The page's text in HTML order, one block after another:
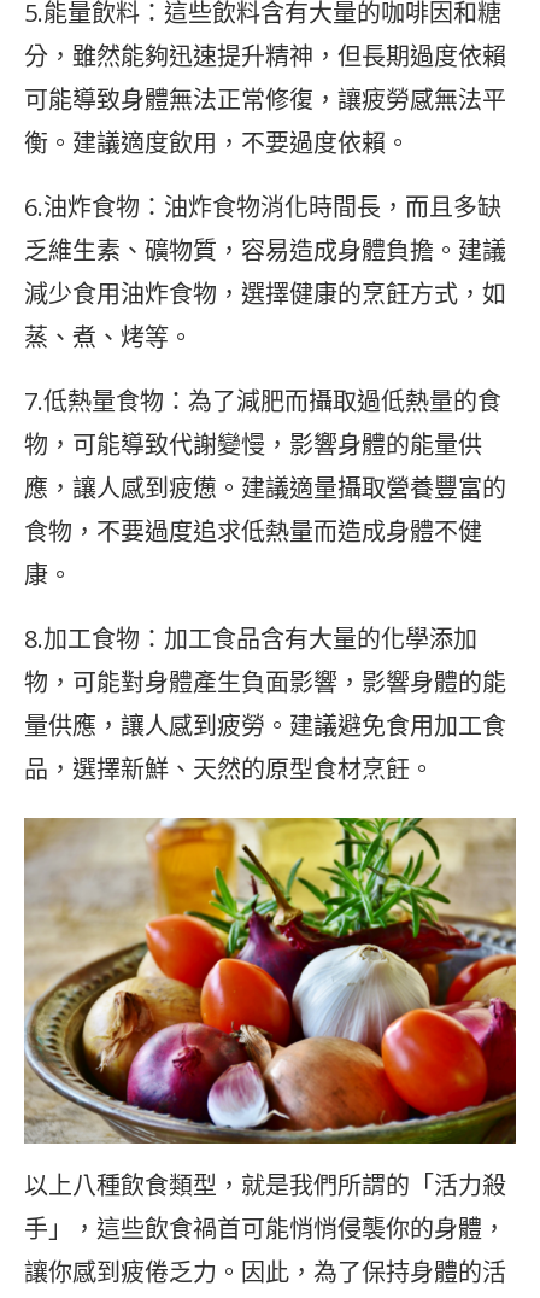
5.能量飲料：這些飲料含有大量的咖啡因和糖
分，雖然能夠迅速提升精神，但長期過度依賴
可能導致身體無法正常修復，讓疲勞感無法平
衡。建議適度飲用，不要過度依賴。
6.油炸食物：油炸食物消化時間長，而且多缺
乏維生素、礦物質，容易造成身體負擔。建議
減少食用油炸食物，選擇健康的烹飪方式，如
蒸、煮、烤等。
7.低熱量食物：為了減肥而攝取過低熱量的食
物，可能導致代謝變慢，影響身體的能量供
應，讓人感到疲憊。建議適量攝取營養豐富的
食物，不要過度追求低熱量而造成身體不健
康。
8.加工食物：加工食品含有大量的化學添加
物，可能對身體產生負面影響，影響身體的能
量供應，讓人感到疲勞。建議避免食用加工食
品，選擇新鮮、天然的原型食材烹飪。
以上八種飲食類型，就是我們所謂的「活力殺
手」，這些飲食禍首可能悄悄侵襲你的身體，
讓你感到疲倦乏力。因此，為了保持身體的活